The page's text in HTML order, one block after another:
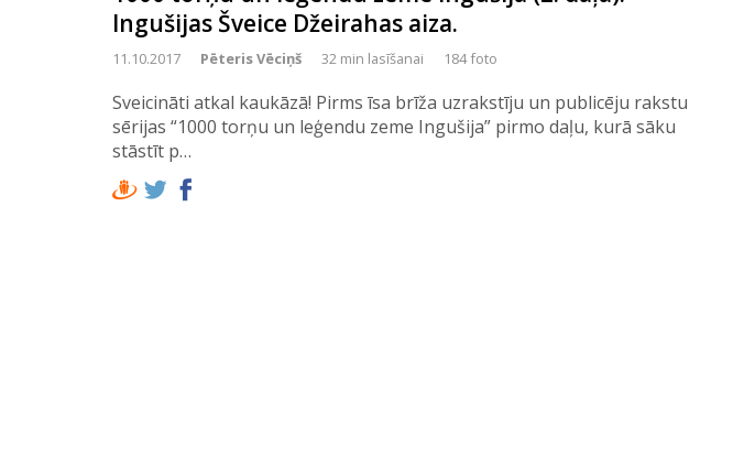
1000 torņu un leģendu zeme Ingušija (2. daļa):
Ingušijas Šveice Džeirahas aiza.
11.10.2017 Pēteris Vēciņš 32 min lasīšanai 184 foto
Sveicināti atkal kaukāzā! Pirms īsa brīža uzrakstīju un publicēju rakstu
sērijas “1000 torņu un leģendu zeme Ingušija” pirmo daļu, kurā sāku
stāstīt p…